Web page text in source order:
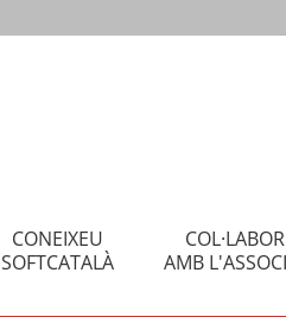
CONEIXEU
SOFTCATALÀ
AMB